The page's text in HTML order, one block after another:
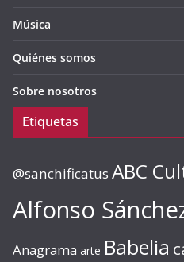
Música
Quiénes somos
Sobre nosotros
Etiquetas
@sanchificatus ABC
Alfonso
Anagrama arte Babelia